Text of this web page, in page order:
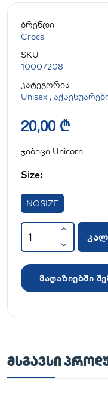
ბრენდი
Crocs
SKU
10007208
კატეგორია
Unisex ,
20,00 ₾
ჯიბიცი Unicorn
Size:
NOSIZE
მაღაზიებში
ᲛᲡᲒᲐᲕᲡᲘ